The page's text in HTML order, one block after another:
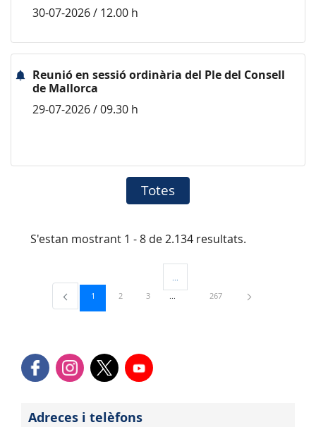
30-07-2026 / 12.00 h
Reunió en sessió ordinària del Ple del Consell
de Mallorca
29-07-2026 / 09.30 h
Totes
S'estan mostrant 1 - 8 de 2.134 resultats.
Pàgina
1 Pàgina
2 Pàgina
3
Pàgines intermèdies Utilitzeu TAB per
Pàgina
267
Adreces i telèfons